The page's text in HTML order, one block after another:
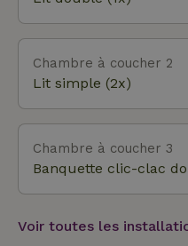
vergers. Les vignobles
viticole de l'Ortenau
Baden. Les armoiries
à la viticulture. De
journée sont également
Rulantica, Alternativer
Vogtsbauernhof,
pieds nus, chemins de
Chambre à coucher 2
Lit simple (2x)
Chambre à coucher 3
Banquette clic-clac
Voir toutes les